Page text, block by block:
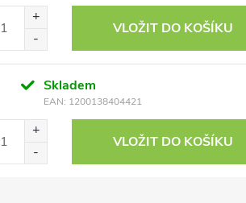
VLOŽIT DO KOŠÍKU
Skladem
EAN: 1200138404421
VLOŽIT DO KOŠÍKU